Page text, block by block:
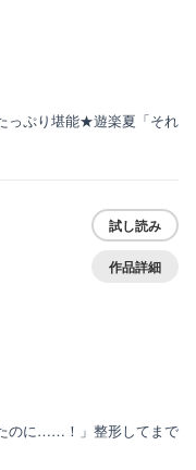
っぷり堪能★遊楽夏「それ
試し読み
作品詳細
のに……！」整形してまで